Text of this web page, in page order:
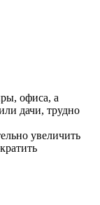
офиса, а
дачи, трудно
увеличить